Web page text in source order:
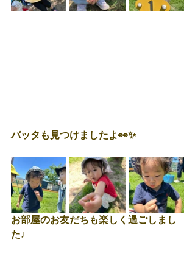
バッタも見つけましたよ👀✨
お部屋のお友だちも楽しく過ごしまし
た♩